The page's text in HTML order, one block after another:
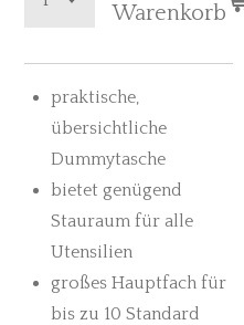
Warenkorb
praktische,
übersichtliche
Dummytasche
bietet genügend
Stauraum für alle
Utensilien
großes Hauptfach für
bis zu 10 Standard